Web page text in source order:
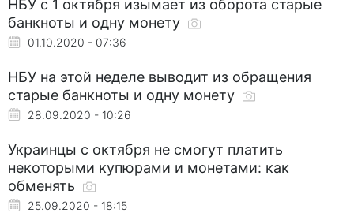
НБУ с 1 октября изымает из оборота старые
банкноты и одну монету
01.10.2020 - 07:36
НБУ на этой неделе выводит из обращения
старые банкноты и одну монету
28.09.2020 - 10:26
Украинцы с октября не смогут платить
некоторыми купюрами и монетами: как
обменять
25.09.2020 - 18:15